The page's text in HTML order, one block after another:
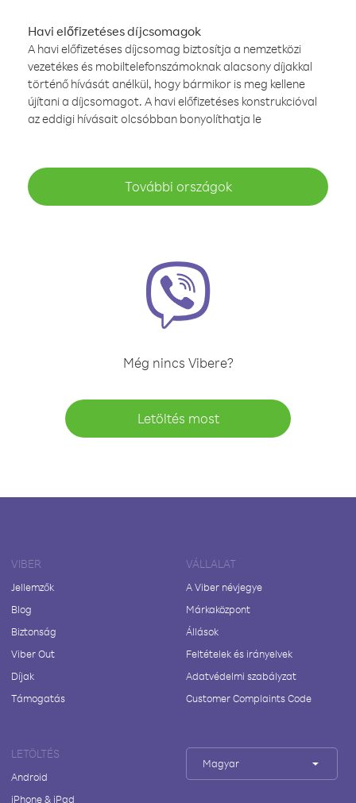
Havi előfizetéses díjcsomagok
A havi előfizetéses díjcsomag biztosítja a nemzetközi
vezetékes és mobiltelefonszámoknak alacsony díjakkal
történő hívását anélkül, hogy bármikor is meg kellene
újítani a díjcsomagot. A havi előfizetéses konstrukcióval
az eddigi hívásait olcsóbban bonyolíthatja le
További országok
Még nincs Vibere?
Letöltés most
VIBER
Jellemzők
Blog
Biztonság
Viber Out
Díjak
Támogatás
VÁLLALAT
A Viber névjegye
Márkaközpont
Állások
Feltételek és irányelvek
Adatvédelmi szabályzat
Customer Complaints Code
LETÖLTÉS
Android
iPhone & iPad
Magyar